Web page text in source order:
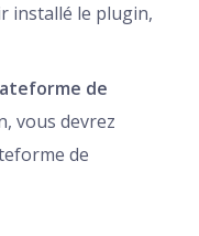
installé le plugin,
de
vous devrez
de